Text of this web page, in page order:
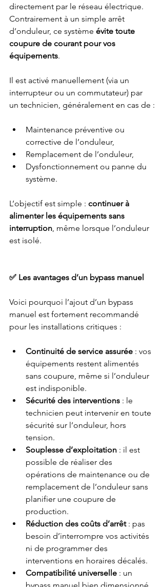
directement par le réseau électrique.
Contrairement à un simple arrêt
d’onduleur, ce système évite toute
coupure de courant pour vos
équipements.
Il est activé manuellement (via un
interrupteur ou un commutateur) par
un technicien, généralement en cas de :
Maintenance préventive ou
corrective de l’onduleur,
Remplacement de l’onduleur,
Dysfonctionnement ou panne du
système.
L’objectif est simple : continuer à
alimenter les équipements sans
interruption, même lorsque l’onduleur
est isolé.
✅ Les avantages d’un bypass manuel
Voici pourquoi l’ajout d’un bypass
manuel est fortement recommandé
pour les installations critiques :
Continuité de service assurée : vos
équipements restent alimentés
sans coupure, même si l’onduleur
est indisponible.
Sécurité des interventions : le
technicien peut intervenir en toute
sécurité sur l’onduleur, hors
tension.
Souplesse d’exploitation : il est
possible de réaliser des
opérations de maintenance ou de
remplacement de l’onduleur sans
planifier une coupure de
production.
Réduction des coûts d’arrêt : pas
besoin d’interrompre vos activités
ni de programmer des
interventions en horaires décalés.
Compatibilité universelle : un